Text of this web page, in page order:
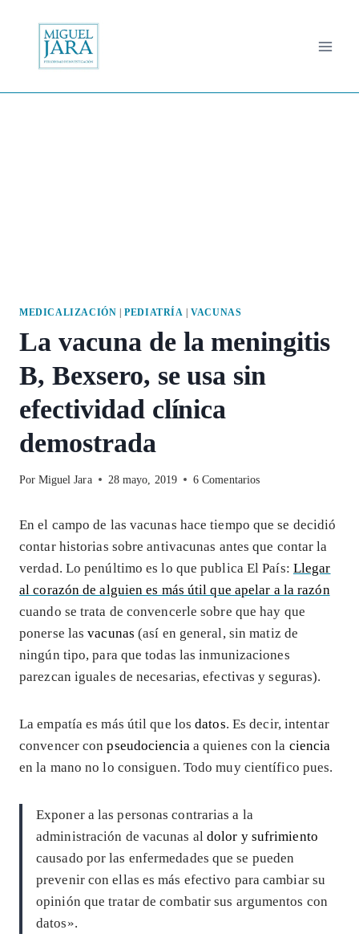
contenido
MEDICALIZACIÓN |PEDIATRÍA |VACUNAS
La vacuna de la meningitis
B, Bexsero, se usa sin
efectividad clínica
demostrada
Por Miguel Jara 28 mayo, 2019 6 Comentarios
En el campo de las vacunas hace tiempo que se decidió
contar historias sobre antivacunas antes que contar la
verdad. Lo penúltimo es lo que publica El País: Llegar
al corazón de alguien es más útil que apelar a la razón
cuando se trata de convencerle sobre que hay que
ponerse lasvacunas (así en general, sin matiz de
ningún tipo, para que todas las inmunizaciones
parezcan iguales de necesarias, efectivas y seguras).
La empatía es más útil que losdatos. Es decir, intentar
convencer conpseudociencia a quienes con la ciencia
en la mano no lo consiguen. Todo muy científico pues.
Exponer a las personas contrarias a la
administración de vacunas al dolor y sufrimiento
causado por las enfermedades que se pueden
prevenir con ellas es más efectivo para cambiar su
opinión que tratar de combatir sus argumentos con
datos».